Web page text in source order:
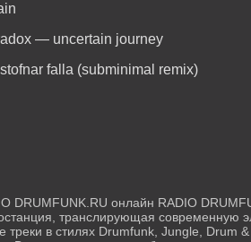
— uncertain journey
falla (subminimal remix)
DRUMFUNK.RU онлайн RADIO
транслирующая современную
треки в стилях Drumfunk, Jungle, Drum